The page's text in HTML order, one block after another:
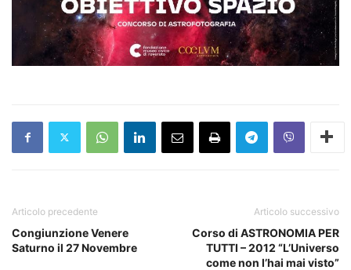
Articolo precedente
Congiunzione Venere
Saturno il 27 Novembre
Articolo successivo
Corso di ASTRONOMIA PER
TUTTI – 2012 “L’Universo
come non l’hai mai visto”